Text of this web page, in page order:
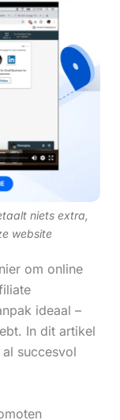
niets extra,
website
om online
ideaal –
In dit artikel
succesvol